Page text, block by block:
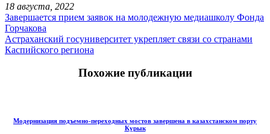
18 августа, 2022
Завершается прием заявок на молодежную медиашколу Фонда
Горчакова
Астраханский госуниверситет укрепляет связи со странами
Каспийского региона
Похожие публикации
Модернизация подъемно-переходных мостов завершена в казахстанском порту
Курык